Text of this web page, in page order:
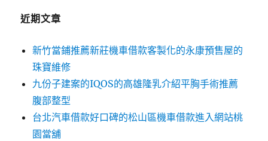
近期文章
新竹當鋪推薦新莊機車借款客製化的永康預售屋的
珠寶維修
九份子建案的IQOS的高雄隆乳介紹平胸手術推薦
腹部整型
台北汽車借款好口碑的松山區機車借款進入網站桃
園當舖